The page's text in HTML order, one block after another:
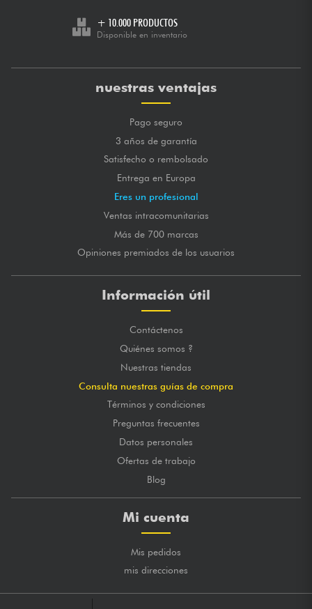
+ 10.000 PRODUCTOS
Disponible en inventario
nuestras ventajas
Pago seguro
3 años de garantía
Satisfecho o rembolsado
Entrega en Europa
Eres un profesional
Ventas intracomunitarias
Más de 700 marcas
Opiniones premiados de los usuarios
Información útil
Contáctenos
Quiénes somos ?
Nuestras tiendas
Consulta nuestras guías de compra
Términos y condiciones
Preguntas frecuentes
Datos personales
Ofertas de trabajo
Blog
Mi cuenta
Mis pedidos
mis direcciones